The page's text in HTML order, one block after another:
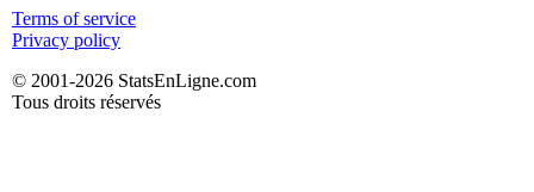
Terms of service
Privacy policy
© 2001-2026 StatsEnLigne.com
Tous droits réservés